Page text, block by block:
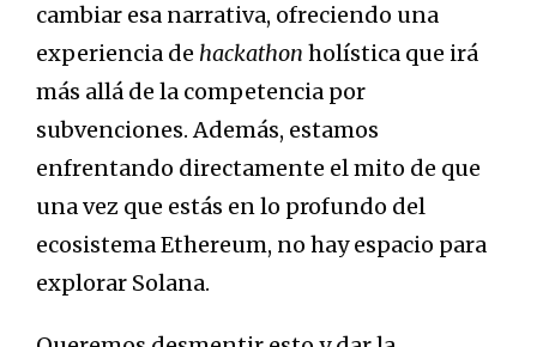
cambiar esa narrativa, ofreciendo una
experiencia de hackathon holística que irá
más allá de la competencia por
subvenciones. Además, estamos
enfrentando directamente el mito de que
una vez que estás en lo profundo del
ecosistema Ethereum, no hay espacio para
explorar Solana.